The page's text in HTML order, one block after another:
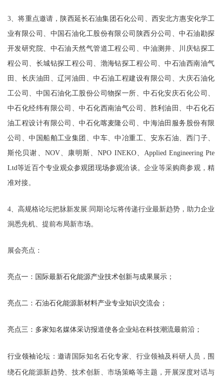
3、将重点邀请 ， 陕西延长石油集团石化公司
西安北方惠安化学工
业有限公司
中国石油化工股份有限公司陕西分公司、中石油勘探
开发研究院、中石油天然气管道工程公司、中油测井、川庆钻探工
程公司、长城钻探工程公司、渤海钻探工程公司、中石油西南油气
田、长庆油田、辽河油田、中石油工程建设有限公司、大庆石油化
工公司、中国石油化工股份公司物探一所、中石化安庆石化公司、
中石化经纬有限公司、中石化西南油气公司、胜利油田、中石化石
油工程设计有限公司、中石化喀麦隆公司、中海油田服务股份有限
公司、中国船舶工业集团、中车、中冶重工、安东石油、西门子、
斯伦贝谢、 NOV、康明斯、NPO INEKO、Applied Engineering Pte
Ltd等近百个专业观众参观团现场参观洽谈。企业等采购商参观，精
准对接。
4、高规格论坛把脉新发展:同期论坛将传递行业最新趋势，助力企业
洞悉先机、提前布局新市场。
展会亮点 ：
亮点一： 国际最新石化能源产业技术创新与成果展示 ；
亮点二： 石油石化能源新材料产业专业知识交流会 ；
亮点三： 多家知名媒体采访报道使各企业站在科技潮流最前沿 ；
行业领袖论坛： 邀请国际知名 石化专家、行业领袖及科研人员，围
绕石化能源新趋势、技术创新、市场策略等主题，开展深度对话与